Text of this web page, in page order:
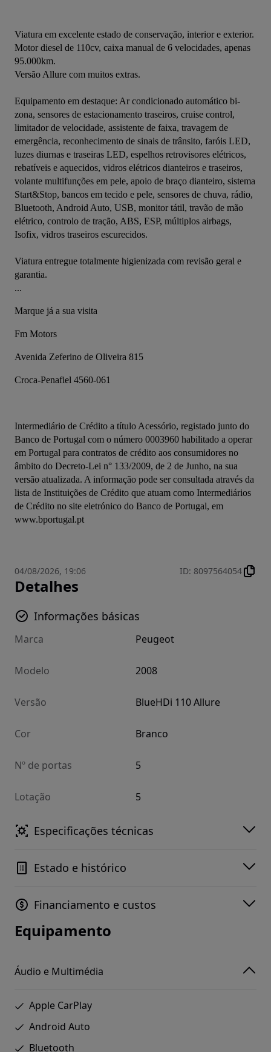
Viatura em excelente estado de conservação, interior e exterior.
Motor diesel de 110cv, caixa manual de 6 velocidades, apenas
95.000km.
Versão Allure com muitos extras.
Equipamento em destaque: Ar condicionado automático bi-
zona, sensores de estacionamento traseiros, cruise control,
limitador de velocidade, assistente de faixa, travagem de
emergência, reconhecimento de sinais de trânsito, faróis LED,
luzes diurnas e traseiras LED, espelhos retrovisores elétricos,
rebatíveis e aquecidos, vidros elétricos dianteiros e traseiros,
volante multifunções em pele, apoio de braço dianteiro, sistema
Start&Stop, bancos em tecido e pele, sensores de chuva, rádio,
Bluetooth, Android Auto, USB, monitor tátil, travão de mão
elétrico, controlo de tração, ABS, ESP, múltiplos airbags,
Isofix, vidros traseiros escurecidos.
Viatura entregue totalmente higienizada com revisão geral e
garantia.
...
Marque já a sua visita
Fm Motors
Avenida Zeferino de Oliveira 815
Croca-Penafiel 4560-061
Intermediário de Crédito a título Acessório, registado junto do
Banco de Portugal com o número 0003960 habilitado a operar
em Portugal para contratos de crédito aos consumidores no
âmbito do Decreto-Lei n° 133/2009, de 2 de Junho, na sua
versão atualizada. A informação pode ser consultada através da
lista de Instituições de Crédito que atuam como Intermediários
de Crédito no site eletrónico do Banco de Portugal, em
www.bportugal.pt
04/08/2026, 19:06 ID: 8097564054
Detalhes
Informações básicas
Marca Peugeot
Modelo 2008
Versão BlueHDi 110 Allure
Cor Branco
Nº de portas 5
Lotação 5
Especificações técnicas
Estado e histórico
Financiamento e custos
Equipamento
Áudio e Multimédia
Apple CarPlay
Android Auto
Bluetooth